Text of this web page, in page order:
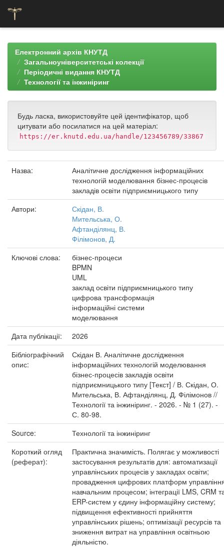
navigationЕлектронний архів КНУТД
Загальноуніверситетські колекції
Періодичні видання КНУТД
Технології та інжиніринг
Будь ласка, використовуйте цей ідентифікатор, щоб
цитувати або посилатися на цей матеріал:
https://er.knutd.edu.ua/handle/123456789/33867
Назва:
Аналітичне дослідження інформаційних
технологій моделювання бізнес-процесів
закладів освіти підприємницького типу
Автори:
Скідан, В.
Мительська, О.
Афтанділянц, В.
Філімонов, Д.
Ключові слова:
бізнес-процеси
BPMN
UML
заклад освіти підприємницького типу
цифрова трансформація
інформаційні системи
моделювання
Дата публікації:
2026
Бібліографічний
опис:
Скідан В. Аналітичне дослідження
інформаційних технологій моделювання
бізнес-процесів закладів освіти
підприємницького типу [Текст] / В. Скідан, О.
Мительська, В. Афтанділянц, Д. Філімонов //
Технології та інжиніринг. - 2026. - № 1 (27). -
С. 80-98.
Source:
Технології та інжиніринг
Короткий огляд
(реферат):
Практична значимість. Полягає у можливості
застосування результатів для: автоматизації
управлінських процесів у закладах освіти;
провадження цифрових платформ
навчальним процесом; інтеграції LMS, CRM
ERP-систем у єдину інформаційну систему;
підвищення ефективності прийняття
управлінських рішень; оптимізації ресурсів та
зниження витрат на управління освітньою
діяльністю.